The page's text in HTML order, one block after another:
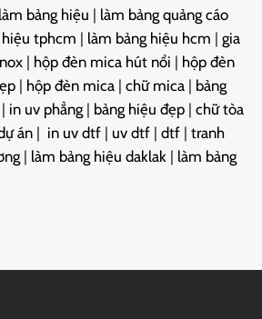
làm bảng hiệu | làm bảng quảng cáo
tphcm | làm bảng hiệu hcm | gia
| hộp đèn mica hút nổi | hộp đèn
| hộp đèn mica | chữ mica | bảng
| in uv phẳng | bảng hiệu đẹp | chữ tòa
án | in uv dtf | uv dtf | dtf | tranh
| làm bảng hiệu daklak | làm bảng